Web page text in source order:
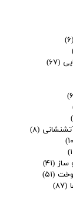
(۶)
(۶۷)
(۸)
ساز (۴۱)
(۵۱)
(۸۷)